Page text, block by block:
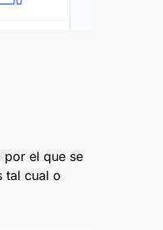
por el que se
tal cual o